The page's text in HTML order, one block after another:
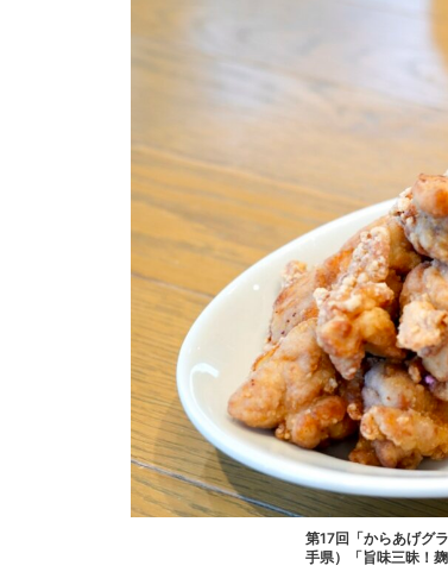
第17回「からあげグ
手県）「旨味三昧！